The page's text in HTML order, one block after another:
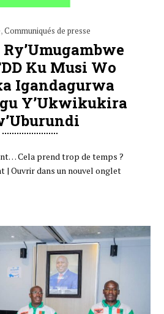
,Communiqués de presse
Ku Musi Wo
Igandagurwa
Y’Ukwikukira
Cela prend trop de temps ?
| Ouvrir dans un nouvel onglet